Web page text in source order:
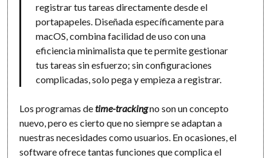
registrar tus tareas directamente desde el
portapapeles. Diseñada específicamente para
macOS, combina facilidad de uso con una
eficiencia minimalista que te permite gestionar
tus tareas sin esfuerzo; sin configuraciones
complicadas, solo pega y empieza a registrar.
Los programas detime-trackingno son un concepto
nuevo, pero es cierto que no siempre se adaptan a
nuestras necesidades como usuarios. En ocasiones, el
software ofrece tantas funciones que complica el